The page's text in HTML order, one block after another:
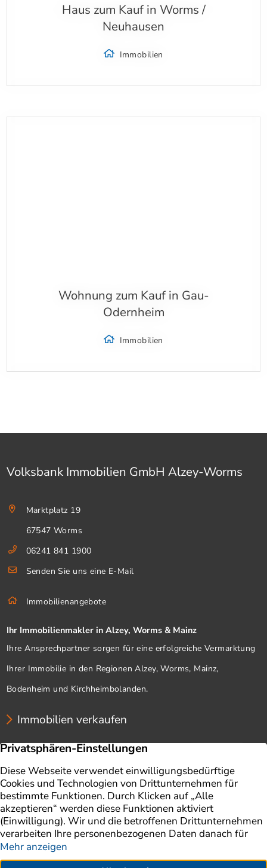
Haus zum Kauf in Worms /
Neuhausen
Immobilien
Wohnung zum Kauf in Gau-
Odernheim
Immobilien
Volksbank Immobilien GmbH Alzey-Worms
Marktplatz 19
67547 Worms
06241 841 1900
Senden Sie uns eine E-Mail
Immobilienangebote
Ihr Immobilienmakler in Alzey, Worms & Mainz
Ihre Ansprechpartner sorgen für eine erfolgreiche Vermarktung
Ihrer Immobilie in den Regionen Alzey, Worms, Mainz,
Bodenheim und Kirchheimbolanden.
Immobilien verkaufen
Unternehmen
Immobilie verkaufen
Ratgeber
Immobilienbewertung
Impressum
Aktuelles
Datenschutz
Finanzierung
AGB
Referenzen